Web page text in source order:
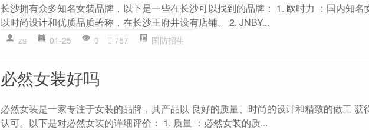
长沙拥有众多知名女装品牌，以下是一些在长沙可以找到的品牌： 1. 欧时力 ：国内知名
以时尚设计和优质品质著称，在长沙王府井设有店铺。 2. JNBY...
zs 01-25 0 757 国防招生
必然女装好吗
必然女装是一家专注于女装的品牌，其产品以 良好的质量、时尚的设计和精致的做工 获
认可。以下是对必然女装的详细评价： 1. 质量 ：必然女装的质...